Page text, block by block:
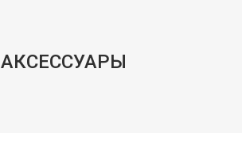
АКСЕССУАРЫ